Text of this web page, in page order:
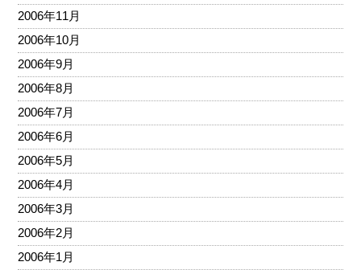
2006年11月
2006年10月
2006年9月
2006年8月
2006年7月
2006年6月
2006年5月
2006年4月
2006年3月
2006年2月
2006年1月